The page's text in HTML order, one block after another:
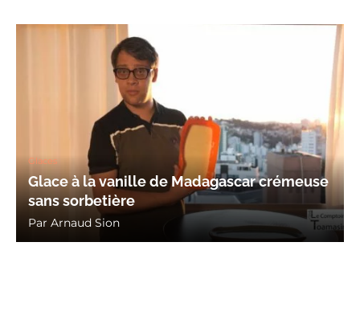
Glaces
Glace à la vanille de Madagascar crémeuse
sans sorbetière
Par Arnaud Sion